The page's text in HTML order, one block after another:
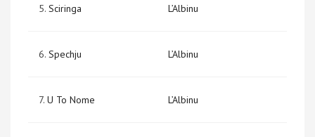
5. Sciringa L’Albinu
6. Spechju L’Albinu
7. U To Nome L’Albinu